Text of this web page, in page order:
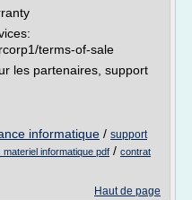
terms-of-sale
les partenaires, support
informatique / support
materiel informatique pdf / contrat
Haut de page